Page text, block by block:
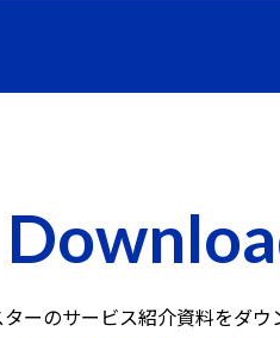
ーのサービス紹介資料をダウ